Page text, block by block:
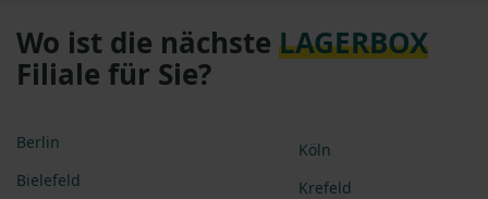
Wo ist die nächste LAGERBOX
Filiale für Sie?
Berlin
Bielefeld
Köln
Krefeld